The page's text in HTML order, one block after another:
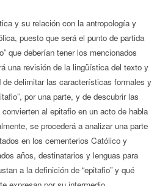
y su relación con la antropología y
puesto que será el punto de partida
que deberían tener los mencionados
una revisión de la lingüística del texto y
delimitar las características formales y
por una parte, y de descubrir las
al epitafio en un acto de habla
se procederá a analizar una parte
en los cementerios Católico y
años, destinatarios y lenguas para
a la definición de “epitafio” y qué